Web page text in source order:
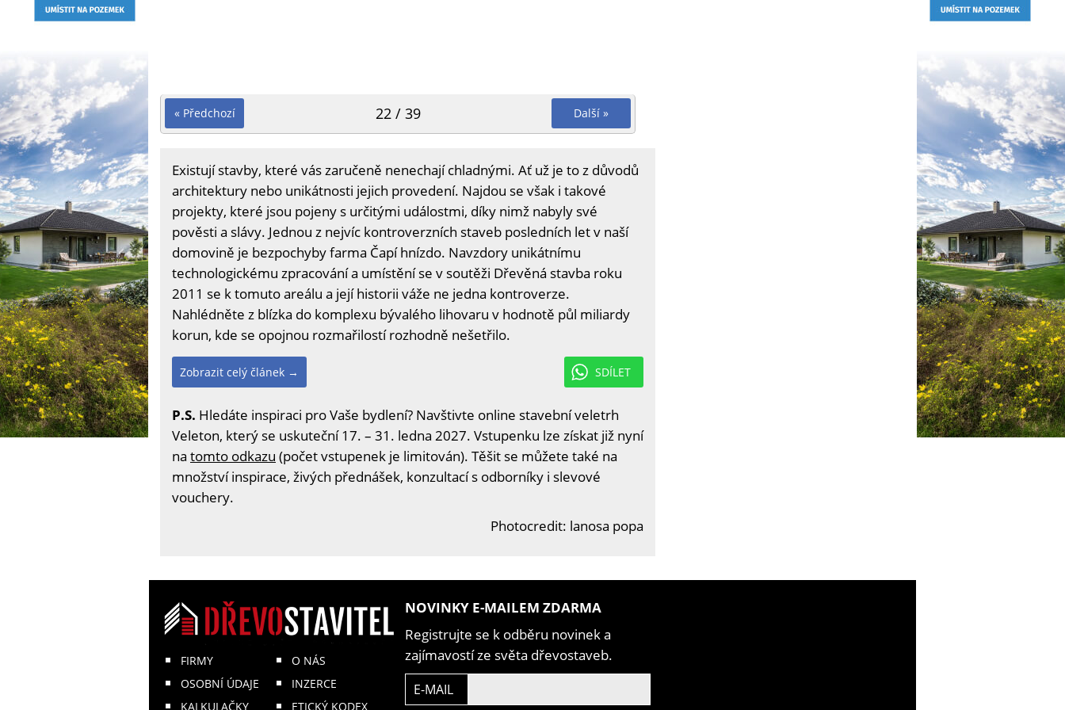
« Předchozí Další »
22 / 39
Existují stavby, které vás zaručeně nenechají chladnými. Ať už je to z důvodů
architektury nebo unikátnosti jejich provedení. Najdou se však i takové
projekty, které jsou pojeny s určitými událostmi, díky nimž nabyly své
pověsti a slávy. Jednou z nejvíc kontroverzních staveb posledních let v naší
domovině je bezpochyby farma Čapí hnízdo. Navzdory unikátnímu
technologickému zpracování a umístění se v soutěži Dřevěná stavba roku
2011 se k tomuto areálu a její historii váže ne jedna kontroverze.
Nahlédněte z blízka do komplexu bývalého lihovaru v hodnotě půl miliardy
korun, kde se opojnou rozmařilostí rozhodně nešetřilo.
SDÍLET
Zobrazit celý článek →
P.S. Hledáte inspiraci pro Vaše bydlení? Navštivte online stavební veletrh
Veleton, který se uskuteční 17. – 31. ledna 2027. Vstupenku lze získat již nyní
na tomto odkazu (počet vstupenek je limitován). Těšit se můžete také na
množství inspirace, živých přednášek, konzultací s odborníky i slevové
vouchery.
Photocredit: lanosa popa
FIRMY
OSOBNÍ ÚDAJE
KALKULAČKY
O NÁS
INZERCE
ETICKÝ KODEX
NOVINKY E-MAILEM ZDARMA
Registrujte se k odběru novinek a
zajímavostí ze světa dřevostaveb.
E-MAIL